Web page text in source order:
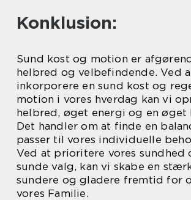
Konklusion:
Sund kost og motion er
helbred og velbefindende. Ved
inkorporere en sund kost og
motion i vores hverdag kan vi
helbred, øget energi og en øget
Det handler om at finde en
passer til vores individuelle
Ved at prioritere vores sundhed
sunde valg, kan vi skabe en
sundere og gladere fremtid for
vores Familie.